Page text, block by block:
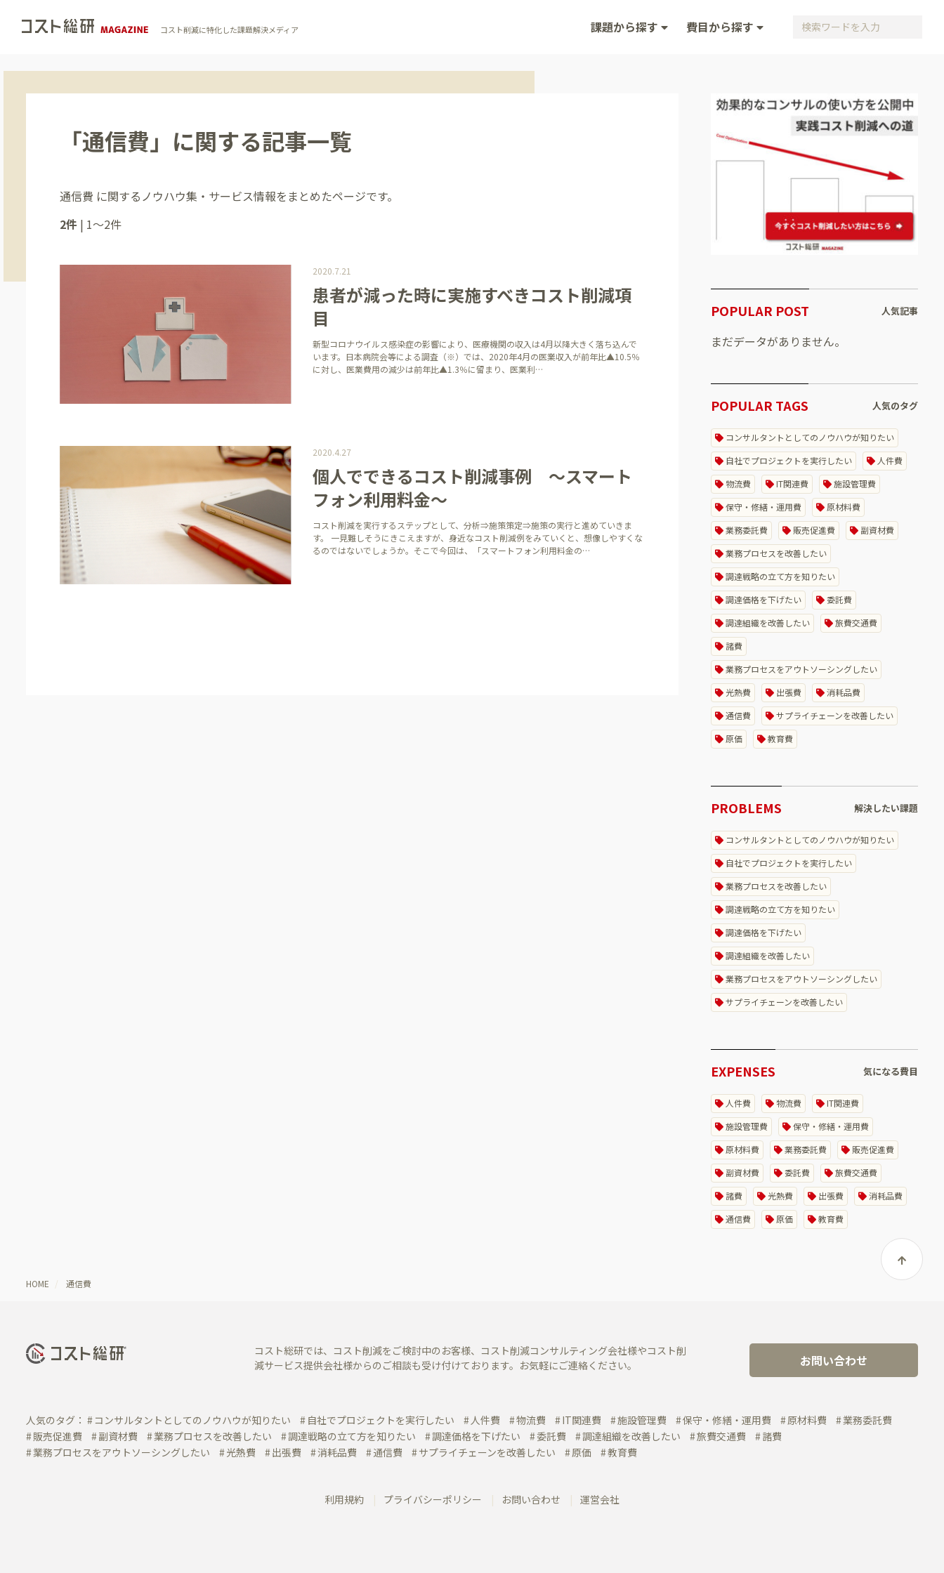
コスト削減に特化した課題解決メディア 課題から探す 費目から探す
「通信費」に関する記事一覧
通信費 に関するノウハウ集・サービス情報をまとめたページです。
2件 | 1〜2件
2020.7.21
患者が減った時に実施すべきコスト削減項
目
新型コロナウイルス感染症の影響により、医療機関の収入は4月以降大きく落ち込んで
います。日本病院会等による調査（※）では、2020年4月の医業収入が前年比▲10.5％
に対し、医業費用の減少は前年比▲1.3％に留まり、医業利…
2020.4.27
個人でできるコスト削減事例 ～スマート
フォン利用料金～
コスト削減を実行するステップとして、分析⇒施策策定⇒施策の実行と進めていきま
す。 一見難しそうにきこえますが、身近なコスト削減例をみていくと、想像しやすくな
るのではないでしょうか。そこで今回は、「スマートフォン利用料金の…
POPULAR POST 人気記事
まだデータがありません。
POPULAR TAGS 人気のタグ
コンサルタントとしてのノウハウが知りたい
自社でプロジェクトを実行したい
人件費
物流費
IT関連費
施設管理費
保守・修繕・運用費
原材料費
業務委託費
販売促進費
副資材費
業務プロセスを改善したい
調達戦略の立て方を知りたい
調達価格を下げたい
委託費
調達組織を改善したい
旅費交通費
諸費
業務プロセスをアウトソーシングしたい
光熱費
出張費
消耗品費
通信費
サプライチェーンを改善したい
原価
教育費
PROBLEMS 解決したい課題
コンサルタントとしてのノウハウが知りたい
自社でプロジェクトを実行したい
業務プロセスを改善したい
調達戦略の立て方を知りたい
調達価格を下げたい
調達組織を改善したい
業務プロセスをアウトソーシングしたい
サプライチェーンを改善したい
EXPENSES 気になる費目
人件費 物流費
IT関連費
施設管理費
保守・修繕・運用費
原材料費
業務委託費
販売促進費
副資材費
委託費
旅費交通費
諸費
光熱費 出張費
消耗品費
通信費
原価 教育費
HOME 通信費
コスト総研では、コスト削減をご検討中のお客様、コスト削減コンサルティング会社様やコスト削
減サービス提供会社様からのご相談も受け付けております。お気軽にご連絡ください。
お問い合わせ
人気のタグ： コンサルタントとしてのノウハウが知りたい 自社でプロジェクトを実行したい 人件費 物流費 IT関連費 施設管理費 保守・修繕・運用費 原材料費
業務委託費
販売促進費
副資材費 業務プロセスを改善したい 調達戦略の立て方を知りたい 調達価格を下げたい 委託費 調達組織を改善したい 旅費交通費
諸費
業務プロセスをアウトソーシングしたい
光熱費 出張費 消耗品費 通信費 サプライチェーンを改善したい 原価 教育費
利用規約 プライバシーポリシー お問い合わせ 運営会社